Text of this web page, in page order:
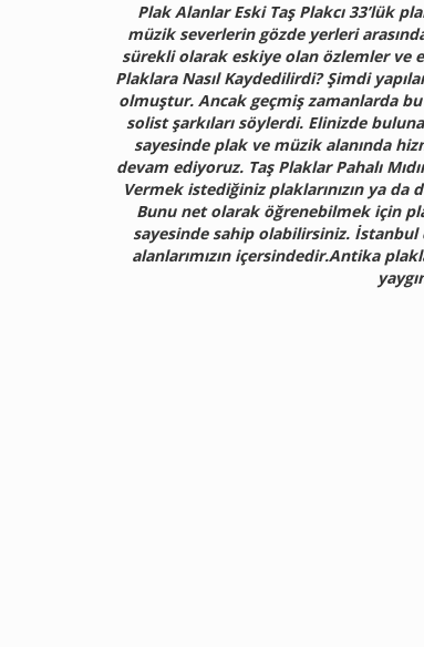
Plak Alanlar Eski Taş Plakcı 33’lük
müzik severlerin gözde yerleri
sürekli olarak eskiye olan özlemler ve
Plaklara Nasıl Kaydedilirdi? Şimdi
olmuştur. Ancak geçmiş zamanlarda
solist şarkıları söylerdi. Elinizde
sayesinde plak ve müzik alanında
devam ediyoruz. Taş Plaklar Pahalı
Vermek istediğiniz plaklarınızın ya
Bunu net olarak öğrenebilmek için
sayesinde sahip olabilirsiniz. İstanbul
alanlarımızın içersindedir.Antika